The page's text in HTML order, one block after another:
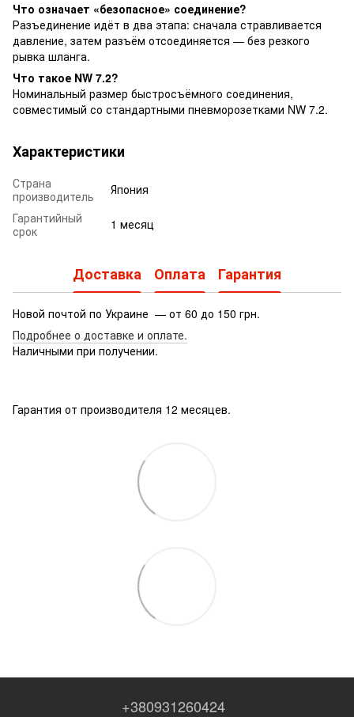
Что означает «безопасное» соединение?
Разъединение идёт в два этапа: сначала стравливается
давление, затем разъём отсоединяется — без резкого
рывка шланга.
Что такое NW 7.2?
Номинальный размер быстросъёмного соединения,
совместимый со стандартными пневморозетками NW 7.2.
Характеристики
Страна
производитель
Япония
Гарантийный
срок
1 месяц
Доставка Оплата Гарантия
Новой почтой по Украине — от 60 до 150 грн.
Подробнее о доставке и оплате.
Наличными при получении.
Гарантия от производителя 12 месяцев.
+380931260424